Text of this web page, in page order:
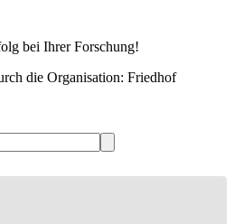
bei Ihrer Forschung!
die Organisation: Friedhof